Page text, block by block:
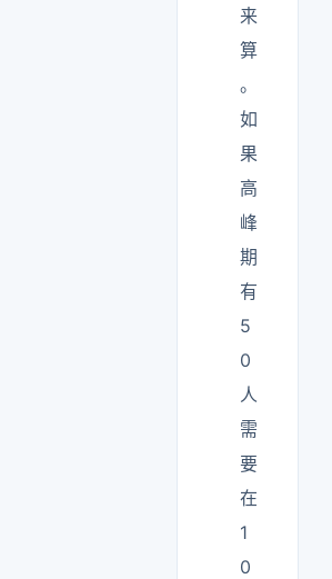
来
算
。
如
果
高
峰
期
有
5
0
人
需
要
在
1
0